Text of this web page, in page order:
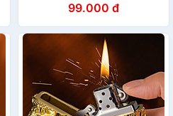
99.000 đ